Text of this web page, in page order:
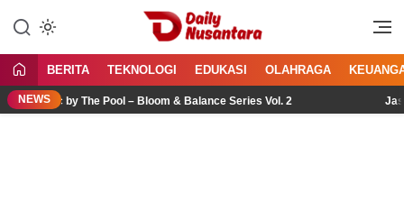
konten
Daily Nusantara
Menyajikan Fakta, Menginspirasi
BERITA TEKNOLOGI EDUKASI OLAHRAGA
NEWSby The Pool – Bloom & Balance Series Vol. 2 Jasa